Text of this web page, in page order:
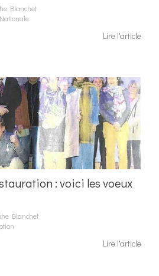
Blanchet
Lire l'article
: voici les voeux
Blanchet
Lire l'article